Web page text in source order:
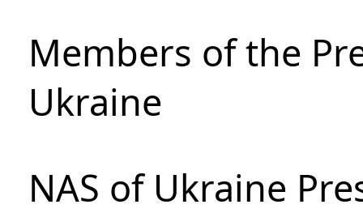
Members of the
Ukraine
NAS of Ukraine